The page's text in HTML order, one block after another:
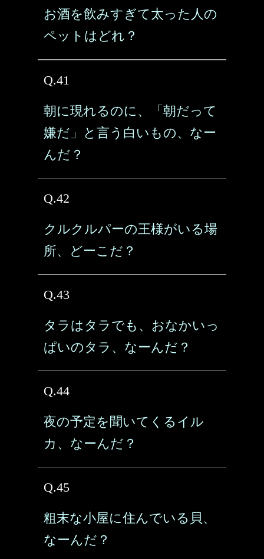
お酒を飲みすぎて太った人の
ペットはどれ？
Q.41
朝に現れるのに、「朝だって
嫌だ」と言う白いもの、なー
んだ？
Q.42
クルクルパーの王様がいる場
所、どーこだ？
Q.43
タラはタラでも、おなかいっ
ぱいのタラ、なーんだ？
Q.44
夜の予定を聞いてくるイル
カ、なーんだ？
Q.45
粗末な小屋に住んでいる貝、
なーんだ？